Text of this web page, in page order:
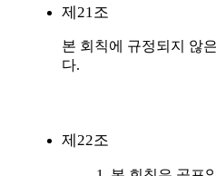
제21조
본 회칙에 규정되지 않
다.
제22조